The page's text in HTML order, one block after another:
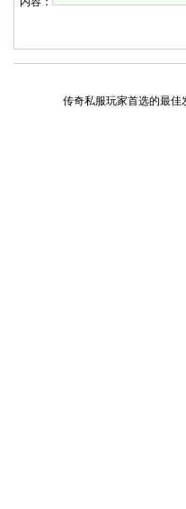
传奇私服玩家首选的最佳